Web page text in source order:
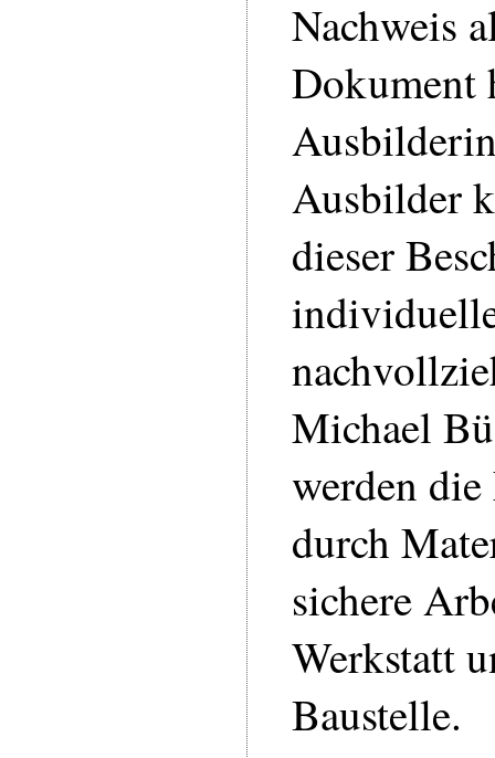
Nachweis
Dokument
Ausbilder
dieser
Michael
werden
durch
sichere
Werkstatt
Baustelle.